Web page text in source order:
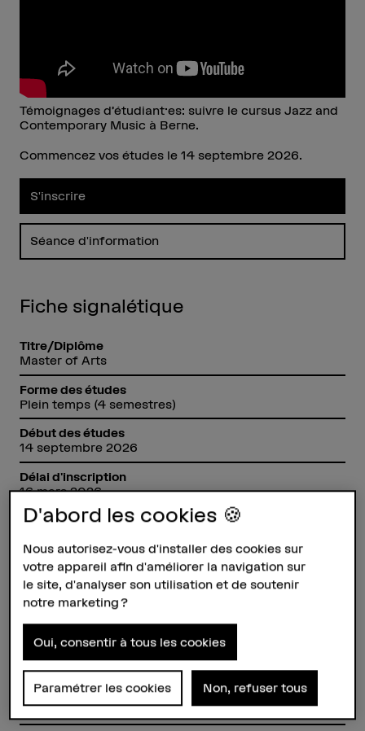
Témoignages d’étudiant·es: suivre le cursus Jazz and
Contemporary Music à Berne.
Commencez vos études le 14 septembre 2026.
S'inscrire
Séance d'information
Fiche signalétique
Titre/Diplôme
Master of Arts
Forme des études
Plein temps (4 semestres)
Début des études
14 septembre 2026
Délai d'inscription
16 mars 2026
Crédits ECTS
Langue d'enseignement
allemand/ français/ anglais
Lieu de formation
Berne
Département
Prochaine séance d'information
1–3 mars 2027
D'abord les cookies 🍪
Nous autorisez-vous d'installer des cookies sur
votre appareil afin d'améliorer la navigation sur
le site, d'analyser son utilisation et de soutenir
notre marketing ?
Oui, consentir à tous les cookies
Paramétrer les cookies Non, refuser tous